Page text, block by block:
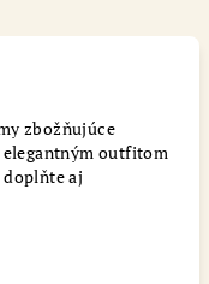
zbožňujúce
outfitom
aj